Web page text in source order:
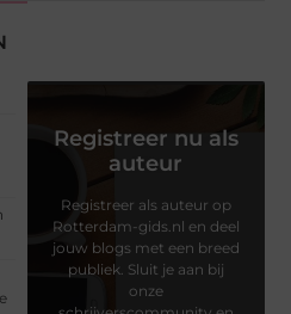
Registreer nu als
auteur
Registreer als auteur op
Rotterdam-gids.nl en deel
jouw blogs met een breed
publiek. Sluit je aan bij
onze